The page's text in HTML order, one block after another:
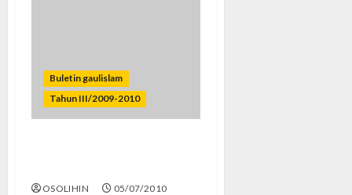
Buletin gaulislam
Tahun III/2009-2010
OSOLIHIN
05/07/2010